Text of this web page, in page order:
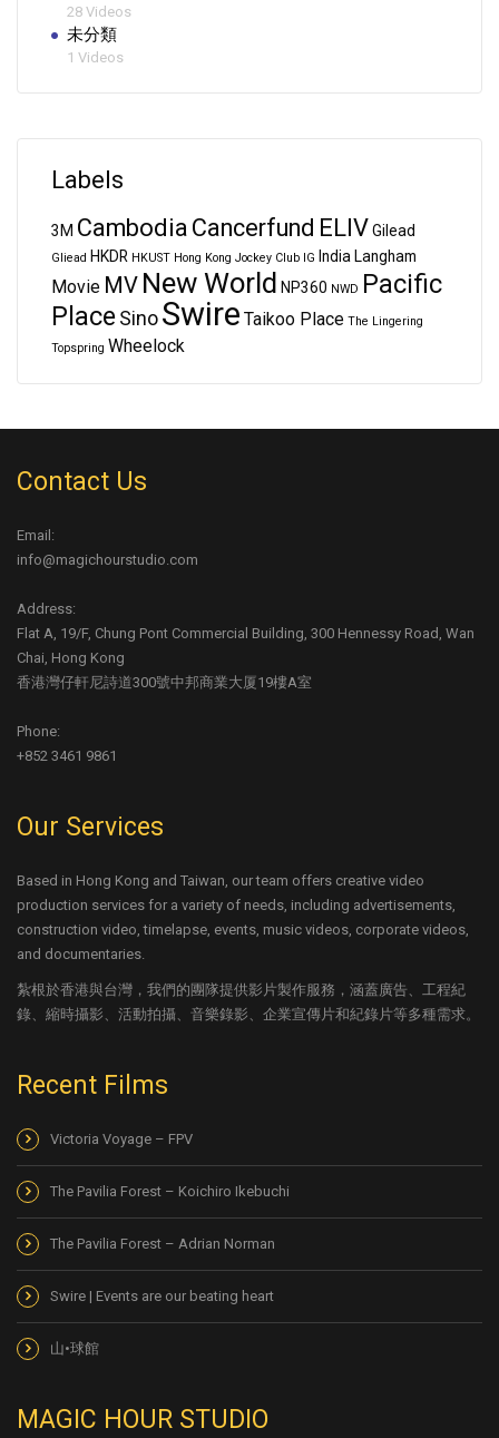
28 Videos
未分類
1 Videos
Labels
3M Cambodia Cancerfund ELIVGilead
Gliead HKDR HKUST Hong Kong Jockey Club IG India Langham
Movie MV New World NP360 NWD Pacific
Place Sino Swire Taikoo Place The Lingering
Topspring Wheelock
Contact Us
Email:
info@magichourstudio.com
Address:
Flat A, 19/F, Chung Pont Commercial Building, 300 Hennessy Road, Wan
Chai, Hong Kong
香港灣仔軒尼詩道300號中邦商業大厦19樓A室
Phone:
+852 3461 9861
Our Services
Based in Hong Kong and Taiwan, our team offers creative video
production services for a variety of needs, including advertisements,
construction video, timelapse, events, music videos, corporate videos,
and documentaries.
紮根於香港與台灣，我們的團隊提供影片製作服務，涵蓋廣告、工程紀
錄、縮時攝影、活動拍攝、音樂錄影、企業宣傳片和紀錄片等多種需求。
Recent Films
Victoria Voyage – FPV
The Pavilia Forest – Koichiro Ikebuchi
The Pavilia Forest – Adrian Norman
Swire | Events are our beating heart
山•球館
MAGIC HOUR STUDIO